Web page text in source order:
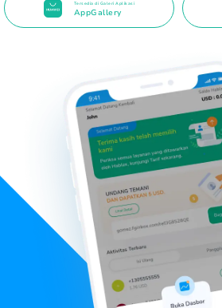
Tersedia di Galeri Aplikasi
AppGallery